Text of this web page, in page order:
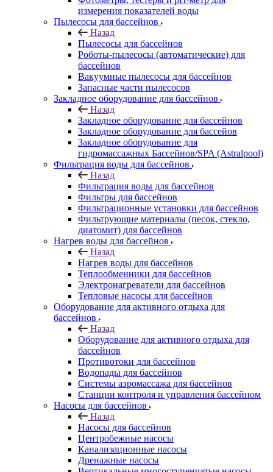
измерения показателей воды
Пылесосы для бассейнов
Назад
Пылесосы для бассейнов
Роботы-пылесосы (автоматические) для
бассейнов
Вакуумные пылесосы для бассейнов
Запасные части пылесосов
Закладное оборудование для бассейнов
Назад
Закладное оборудование для бассейнов
Закладное оборудование для бассейов
Закладное оборудование для
гидромассажных Бассейнов/SPA (Astralpool)
Фильтрация воды для бассейнов
Назад
Фильтрация воды для бассейнов
Фильтры для бассейнов
Фильтрационные установки для бассейнов
Фильтрующие материалы (песок, стекло,
диатомит) для бассейнов
Нагрев воды для бассейнов
Назад
Нагрев воды для бассейнов
Теплообменники для бассейнов
Электронагреватели для бассейнов
Тепловые насосы для бассейнов
Оборудование для активного отдыха для
бассейнов
Назад
Оборудование для активного отдыха для
бассейнов
Противотоки для бассейнов
Водопады для бассейнов
Системы аэромассажа для бассейнов
Станции контроля и управления бассейном
Насосы для бассейнов
Назад
Насосы для бассейнов
Центробежные насосы
Канализационные насосы
Дренажные насосы